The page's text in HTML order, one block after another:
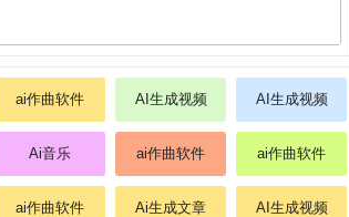
ai作曲软件 AI生成视频 AI生成视频
Ai音乐 ai作曲软件 ai作曲软件
ai作曲软件 Ai生成文章 AI生成视频